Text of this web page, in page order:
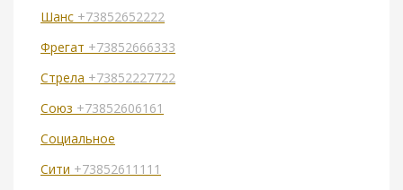
Шанс +73852652222
Фрегат +73852666333
Стрела +73852227722
Союз +73852606161
Социальное
Сити +73852611111